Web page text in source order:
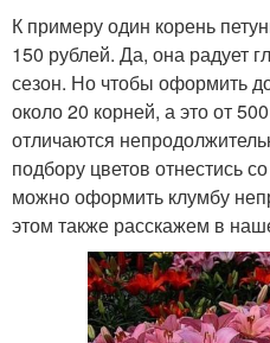
К примеру один корень
150 рублей. Да, она радует
сезон. Но чтобы оформить
около 20 корней, а это от
отличаются
подбору цветов отнестись
можно оформить клумбу
этом также расскажем в